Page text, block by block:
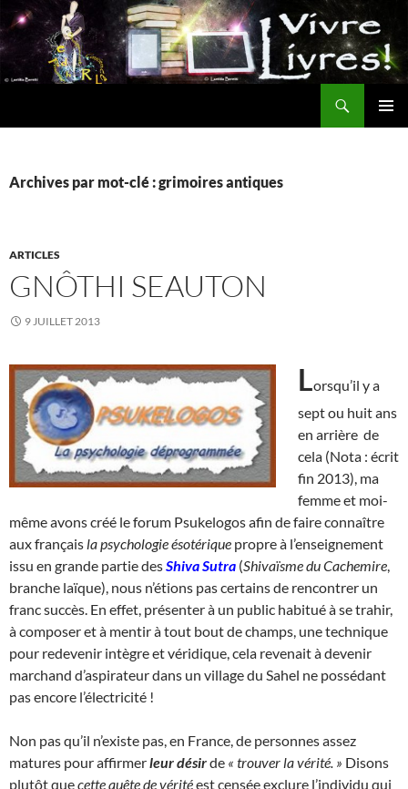
Aller
au
contenu
Archives par mot-clé : grimoires antiques
ARTICLES
GNÔTHI SEAUTON
9 JUILLET 2013
Lorsqu’il y a
sept ou huit ans
en arrière de
cela (Nota : écrit
fin 2013), ma
femme et moi-
même avons créé le forum Psukelogos afin de faire connaître
aux français la psychologie ésotérique propre à l’enseignement
issu en grande partie desShiva Sutra (Shivaïsme du Cachemire
branche laïque), nous n’étions pas certains de rencontrer un
franc succès. En effet, présenter à un public habitué à se trahir,
à composer et à mentir à tout bout de champs, une technique
pour redevenir intègre et véridique, cela revenait à devenir
marchand d’aspirateur dans un village du Sahel ne possédant
pas encore l’électricité !
Non pas qu’il n’existe pas, en France, de personnes assez
matures pour affirmerleur désirde « trouver la vérité. » Disons
plutôt quecette quête de véritéest censée exclure l’individu qui